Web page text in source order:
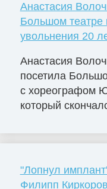
Анастасия
Большом театре
увольнения 20
Анастасия
посетила
с хореографом
который
"Лопнул
Филипп